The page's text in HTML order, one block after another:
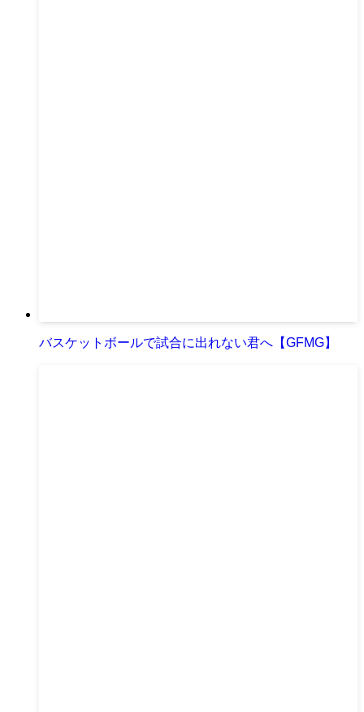
バスケットボールで試合に出れない君へ【GFMG】